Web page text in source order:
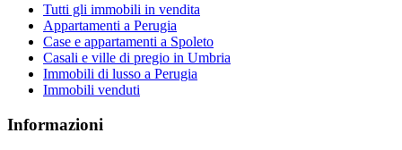
Tutti gli immobili in vendita
Appartamenti a Perugia
Case e appartamenti a Spoleto
Casali e ville di pregio in Umbria
Immobili di lusso a Perugia
Immobili venduti
Informazioni